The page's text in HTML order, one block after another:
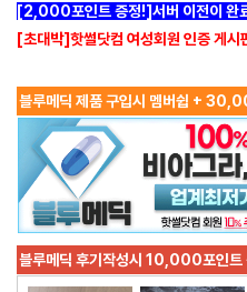
[2,000포인트 증정!]서버 이전이 완
[초대박]핫썰닷컴 여성회원 인증 게시
블루메딕 제품 구입시 멤버쉽 +
블루메딕 후기작성시 10,000포인트